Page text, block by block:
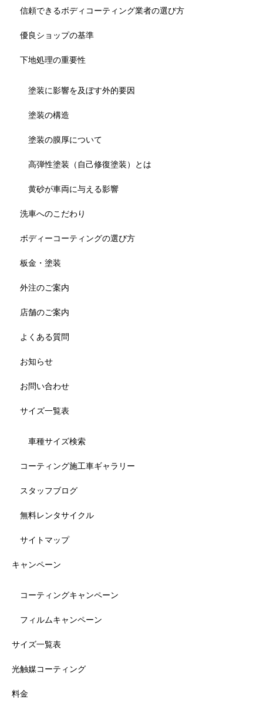
信頼できるボディコーティング業者の選び方
優良ショップの基準
下地処理の重要性
塗装に影響を及ぼす外的要因
塗装の構造
塗装の膜厚について
高弾性塗装（自己修復塗装）とは
黄砂が車両に与える影響
洗車へのこだわり
ボディーコーティングの選び方
板金・塗装
外注のご案内
店舗のご案内
よくある質問
お知らせ
お問い合わせ
サイズ一覧表
車種サイズ検索
コーティング施工車ギャラリー
スタッフブログ
無料レンタサイクル
サイトマップ
キャンペーン
コーティングキャンペーン
フィルムキャンペーン
サイズ一覧表
光触媒コーティング
料金